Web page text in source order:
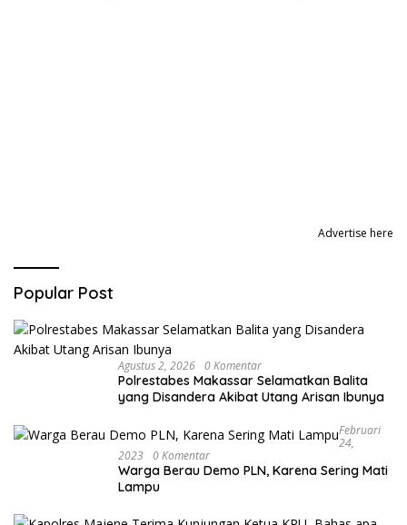
Advertise here
Popular Post
Agustus 2, 2026 0 Komentar
Polrestabes Makassar Selamatkan Balita
yang Disandera Akibat Utang Arisan Ibunya
Februari
24,
2023 0 Komentar
Warga Berau Demo PLN, Karena Sering Mati
Lampu